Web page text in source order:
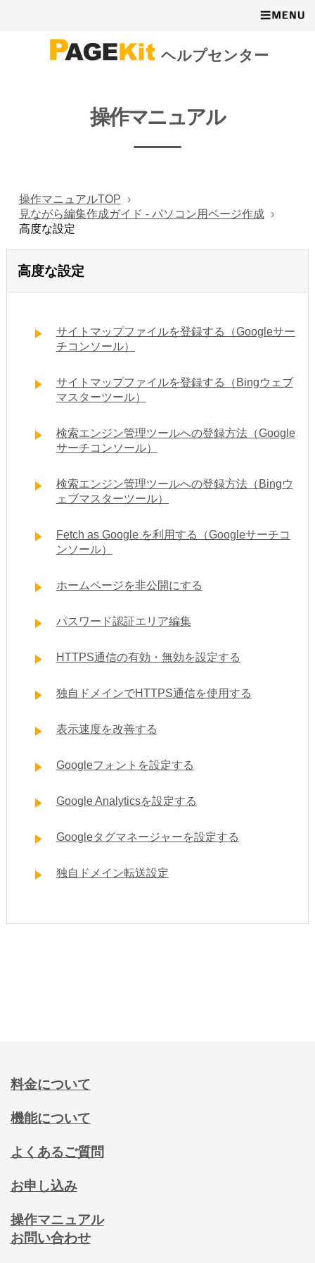
ヘルプセンター
操作マニュアル
操作マニュアルTOP
見ながら編集作成ガイド - パソコン用ページ作成
高度な設定
高度な設定
サイトマップファイルを登録する（Googleサー
チコンソール）
サイトマップファイルを登録する（Bingウェブ
マスターツール）
検索エンジン管理ツールへの登録方法（Google
サーチコンソール）
検索エンジン管理ツールへの登録方法（Bingウ
ェブマスターツール）
Fetch as Google を利用する（Googleサーチコ
ンソール）
ホームページを非公開にする
パスワード認証エリア編集
HTTPS通信の有効・無効を設定する
独自ドメインでHTTPS通信を使用する
表示速度を改善する
Googleフォントを設定する
Google Analyticsを設定する
Googleタグマネージャーを設定する
独自ドメイン転送設定
料金について
機能について
よくあるご質問
お申し込み
操作マニュアル
お問い合わせ